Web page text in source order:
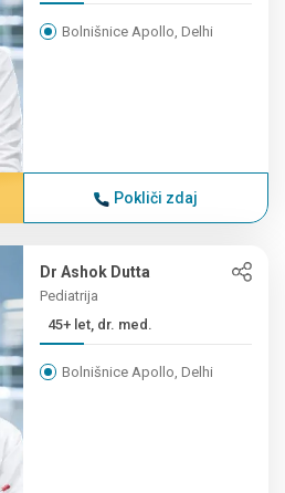
Bolnišnice Apollo, Delhi
Pokliči zdaj
Dr Ashok Dutta
Pediatrija
45+ let, dr. med.
Bolnišnice Apollo, Delhi